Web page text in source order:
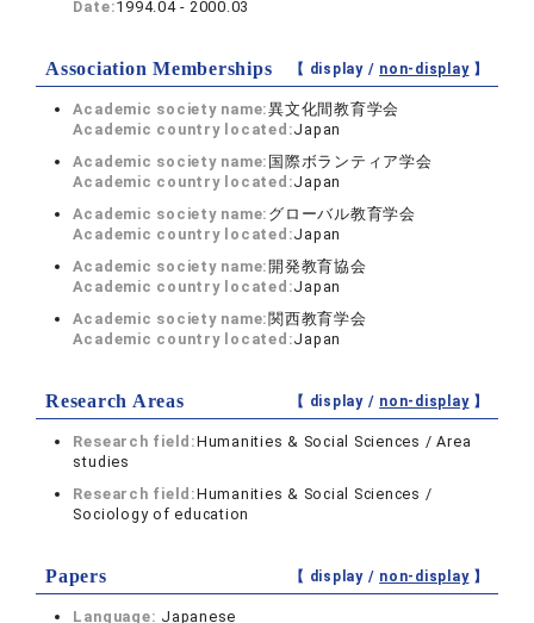
Date:1994.04 - 2000.03
Association Memberships 【 display / non-display】
Academic society name:異文化間教育学会
Academic country located:Japan
Academic society name: 国際ボランティア学会
Academic country located:Japan
Academic society name: グローバル教育学会
Academic country located:Japan
Academic society name: 開発教育協会
Academic country located:Japan
Academic society name: 関西教育学会
Academic country located:Japan
Research Areas 【 display / non-display】
Research field:Humanities & Social Sciences / Area
studies
Research field:Humanities & Social Sciences /
Sociology of education
Papers 【 display / non-display】
Language: Japanese